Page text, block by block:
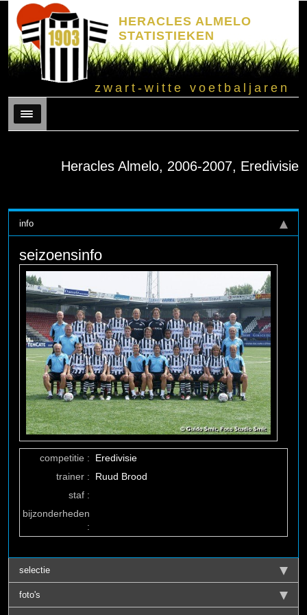
HERACLES ALMELO
STATISTIEKEN
zwart-witte voetbaljaren
Menu
Heracles Almelo, 2006-2007, Eredivisie
info
seizoensinfo
competitie :
Eredivisie
trainer :
Ruud Brood
staf :
bijzonderheden
:
selectie
foto's